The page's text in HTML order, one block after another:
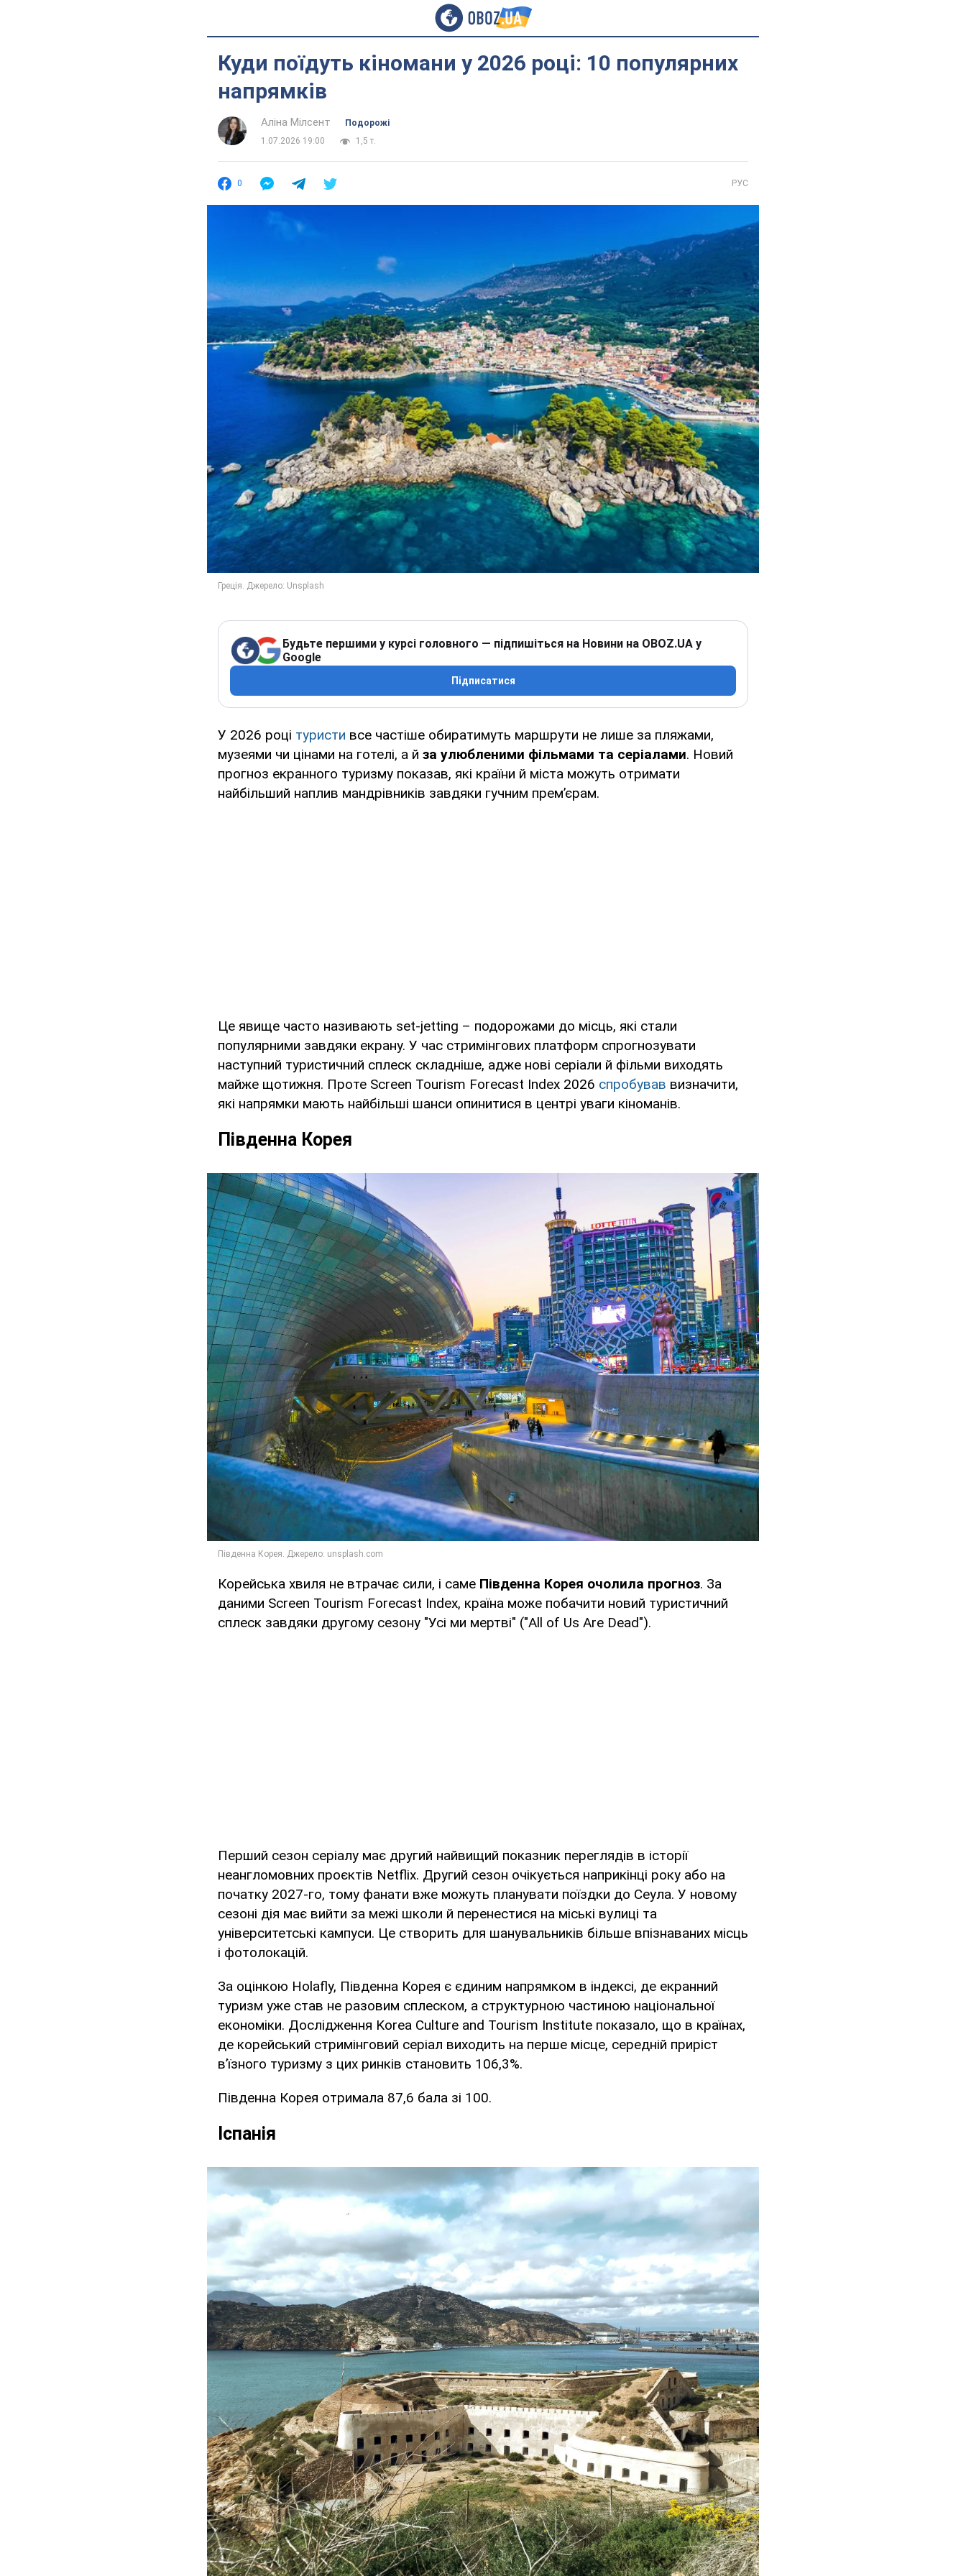
Куди поїдуть кіномани у 2026 році: 10 популярних
напрямків
Аліна Мілсент
Подорожі
1.07.2026 19:00
1,5 т.
0 РУС
Будьте першими у курсі головного — підпишіться на Новини на OBOZ.UA у
Google
Підписатися
У 2026 році туристи все частіше обиратимуть маршрути не лише за пляжами,
музеями чи цінами на готелі, а й за улюбленими фільмами та серіалами. Новий
прогноз екранного туризму показав, які країни й міста можуть отримати
найбільший наплив мандрівників завдяки гучним прем’єрам.
Це явище часто називають set-jetting – подорожами до місць, які стали
популярними завдяки екрану. У час стримінгових платформ спрогнозувати
наступний туристичний сплеск складніше, адже нові серіали й фільми виходять
майже щотижня. Проте Screen Tourism Forecast Index 2026 спробував визначити,
які напрямки мають найбільші шанси опинитися в центрі уваги кіноманів.
Південна Корея
Корейська хвиля не втрачає сили, і саме Південна Корея очолила прогноз. За
даними Screen Tourism Forecast Index, країна може побачити новий туристичний
сплеск завдяки другому сезону "Усі ми мертві" ("All of Us Are Dead").
Перший сезон серіалу має другий найвищий показник переглядів в історії
неангломовних проєктів Netflix. Другий сезон очікується наприкінці року або на
початку 2027-го, тому фанати вже можуть планувати поїздки до Сеула. У новому
сезоні дія має вийти за межі школи й перенестися на міські вулиці та
університетські кампуси. Це створить для шанувальників більше впізнаваних місць
і фотолокацій.
За оцінкою Holafly, Південна Корея є єдиним напрямком в індексі, де екранний
туризм уже став не разовим сплеском, а структурною частиною національної
економіки. Дослідження Korea Culture and Tourism Institute показало, що в країнах,
де корейський стримінговий серіал виходить на перше місце, середній приріст
в’їзного туризму з цих ринків становить 106,3%.
Південна Корея отримала 87,6 бала зі 100.
Іспанія